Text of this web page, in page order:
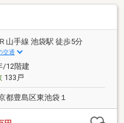
きる◇専有面積39㎡のゆと
室ダウンライト設置でス
や板橋の利便性を日常使
～～～～～～～～～～～
可!長期低金利50年ローン!
ご相談ください!◆車でま
も可能!◆年中無休!即日対
Ｒ山手線 池袋駅 徒歩5分
交通
/12階建
133戸
都豊島区東池袋１